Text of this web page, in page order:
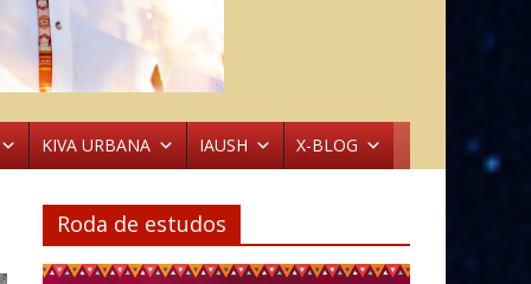
KIVA URBANA IAUSH X-BLOG
Roda de estudos